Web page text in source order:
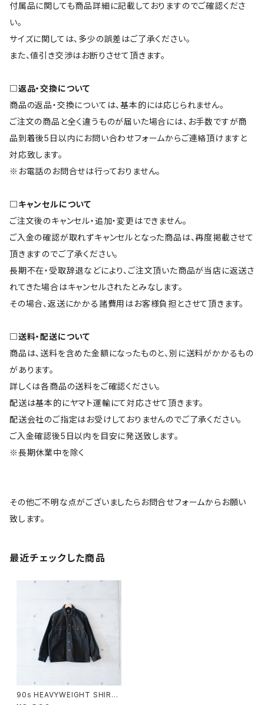
付属品に関しても商品詳細に記載しておりますのでご確認くださ
い。
サイズに関しては、多少の誤差はご了承ください。
また、値引き交渉はお断りさせて頂きます。
□返品・交換について
商品の返品・交換については、基本的には応じられません。
ご注文の商品と全く違うものが届いた場合には、お手数ですが商
品到着後5日以内にお問い合わせフォームからご連絡頂けますと
対応致します。
※お電話のお問合せは行っておりません。
□キャンセルについて
ご注文後のキャンセル・追加・変更はできません。
ご入金の確認が取れずキャンセルとなった商品は、再度掲載させて
頂きますのでご了承ください。
長期不在・受取辞退などにより、ご注文頂いた商品が当店に返送さ
れてきた場合はキャンセルされたとみなします。
その場合、返送にかかる諸費用はお客様負担とさせて頂きます。
□送料・配送について
商品は、送料を含めた金額になったものと、別に送料がかかるもの
があります。
詳しくは各商品の送料をご確認ください。
配送は基本的にヤマト運輸にて対応させて頂きます。
配送会社のご指定はお受けしておりませんのでご了承ください。
ご入金確認後5日以内を目安に発送致します。
※長期休業中を除く
その他ご不明な点がございましたらお問合せフォームからお願い
致します。
最近チェックした商品
90s HEAVYWEIGHT SHIRT